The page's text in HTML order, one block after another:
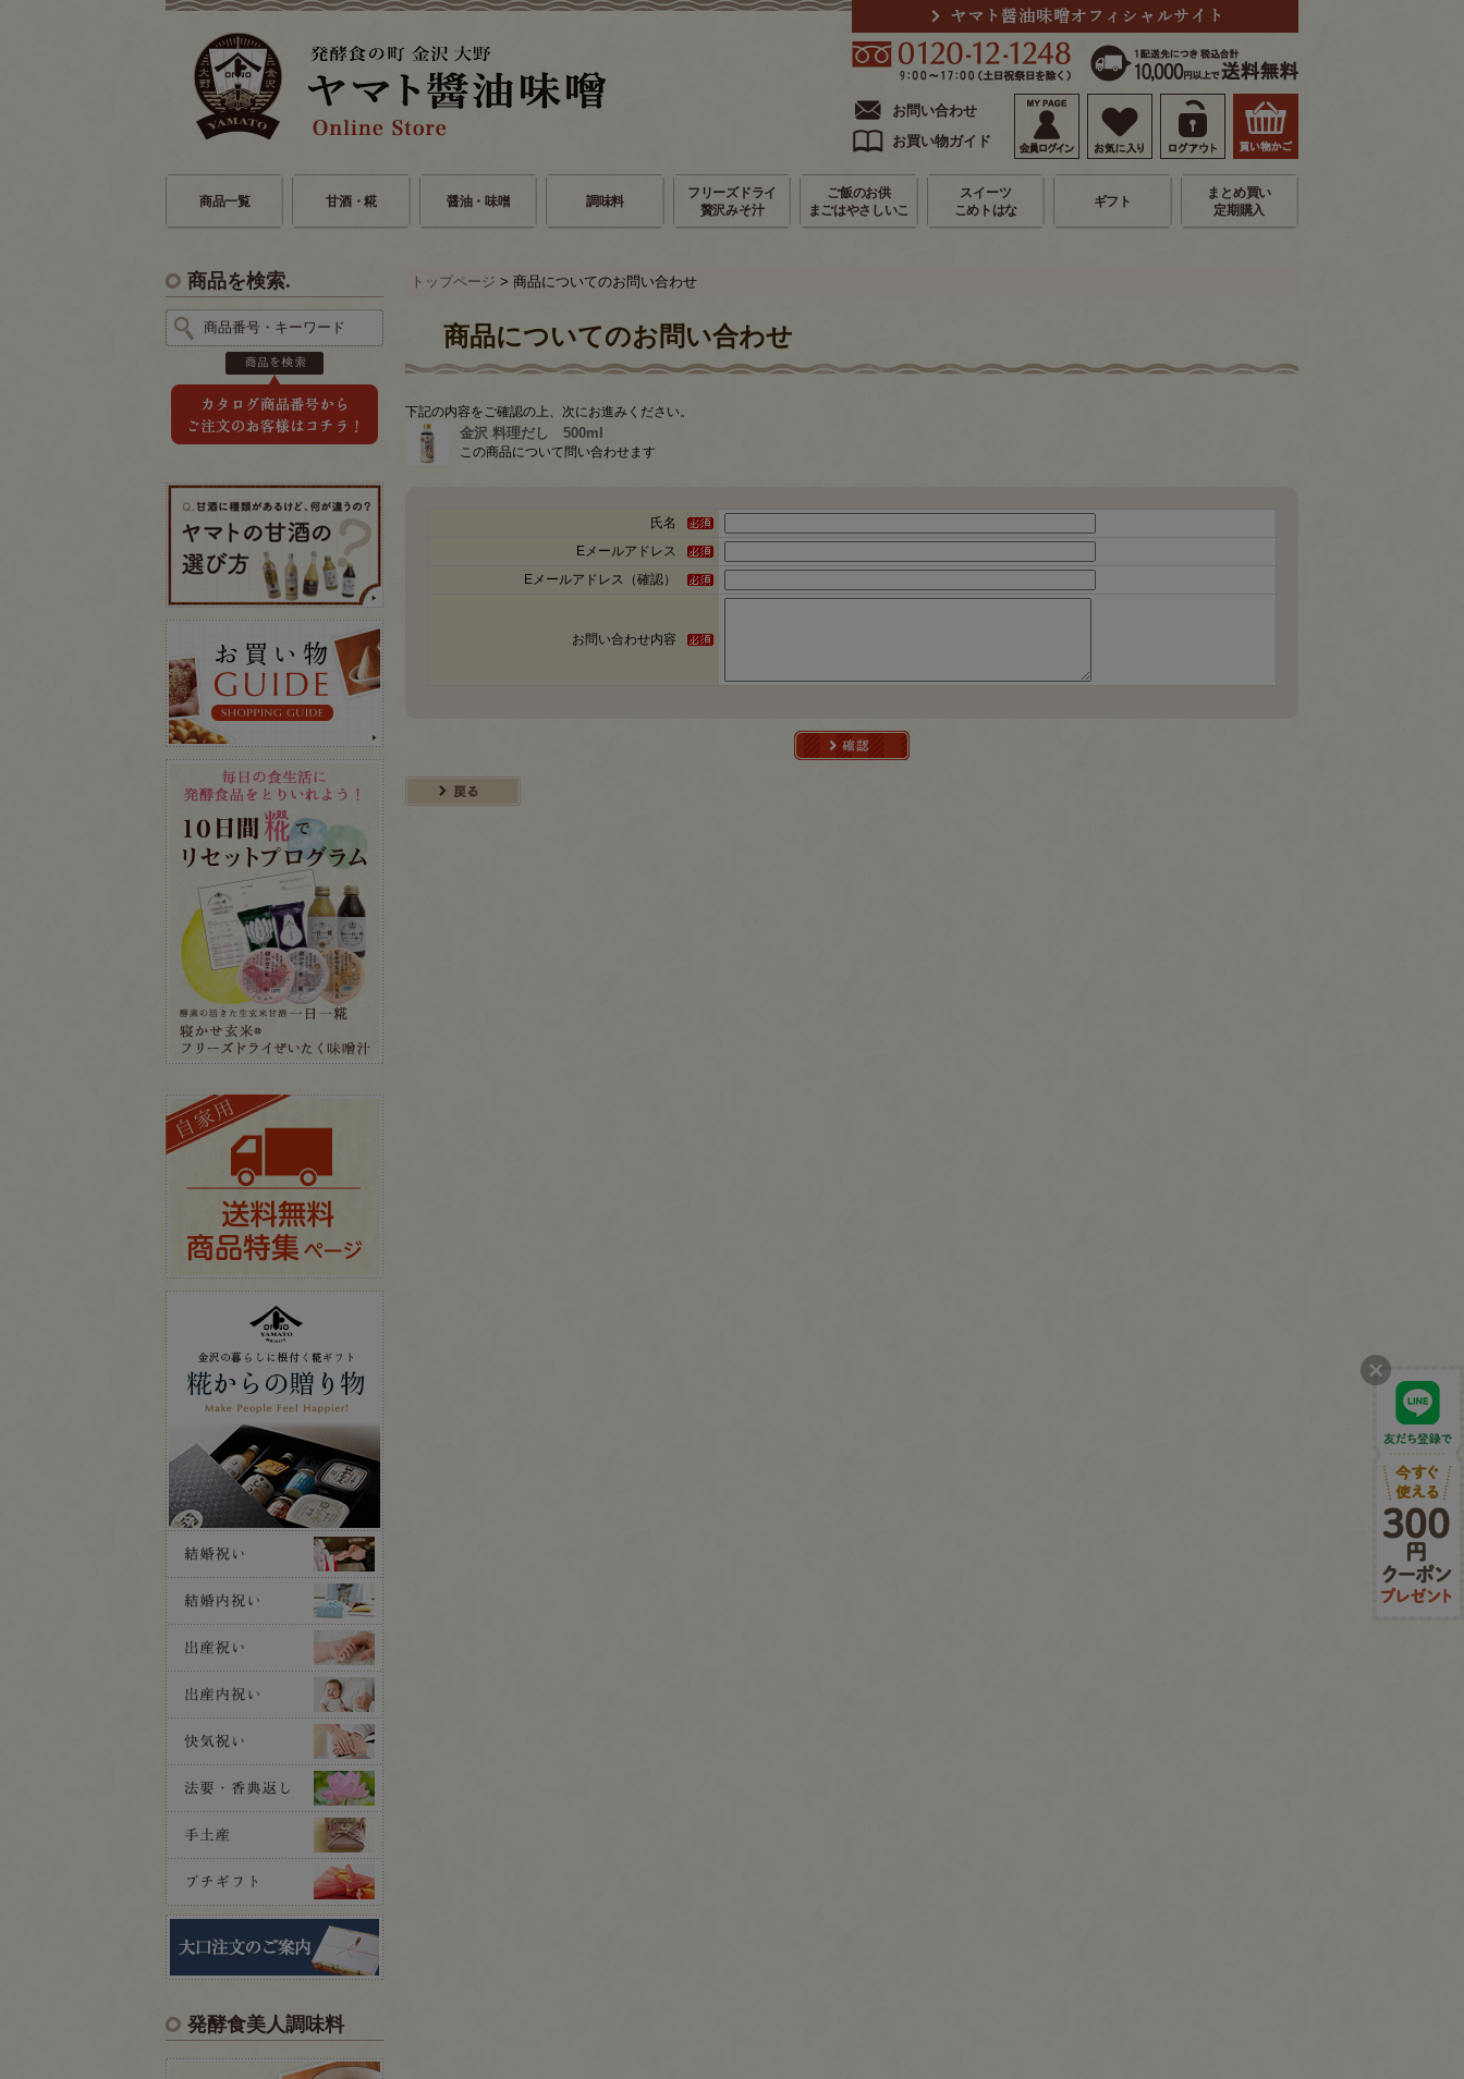
お問い合わせ
お買い物ガイド
商品一覧 甘酒・糀 醤油・味噌 調味料
フリーズドライ
贅沢みそ汁
ご飯のお供
まごはやさしいこ
スイーツ
こめトはな
ギフト
まとめ買い
定期購入
商品を検索.
発酵食美人調味料
トップページ > 商品についてのお問い合わせ
商品についてのお問い合わせ
下記の内容をご確認の上、次にお進みください。
金沢 料理だし 500ml
この商品について問い合わせます
氏名
Eメールアドレス
Eメールアドレス（確認）
お問い合わせ内容